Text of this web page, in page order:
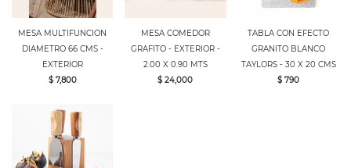
MESA MULTIFUNCION
DIAMETRO 66 CMS -
EXTERIOR
$ 7,800
MESA COMEDOR
GRAFITO - EXTERIOR -
2.00 X 0.90 MTS
$ 24,000
TABLA CON EFECTO
GRANITO BLANCO
TAYLORS - 30 X 20 CMS
$ 790